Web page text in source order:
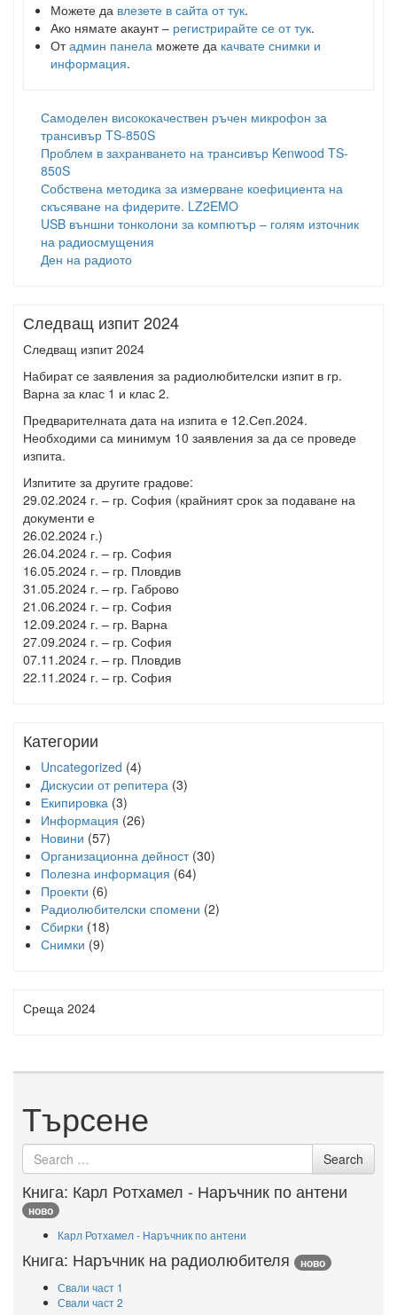
Можете да влезете в сайта от тук.
Ако нямате акаунт – регистрирайте се от тук.
Отадмин панела можете да качвате снимки и
информация.
Самоделен висококачествен ръчен микрофон за
трансивър TS-850S
Проблем в захранването на трансивър Kenwood TS-
850S
Собствена методика за измерване коефициента на
скъсяване на фидерите. LZ2EMO
USB външни тонколони за компютър – голям източник
на радиосмущения
Ден на радиото
Следващ изпит 2024
Следващ изпит 2024
Набират се заявления за радиолюбителски изпит в гр.
Варна за клас 1 и клас 2.
Предварителната дата на изпита е 12.Сеп.2024.
Необходими са минимум 10 заявления за да се проведе
изпита.
Изпитите за другите градове:
29.02.2024 г. – гр. София (крайният срок за подаване на
документи е
26.02.2024 г.)
26.04.2024 г. – гр. София
16.05.2024 г. – гр. Пловдив
31.05.2024 г. – гр. Габрово
21.06.2024 г. – гр. София
12.09.2024 г. – гр. Варна
27.09.2024 г. – гр. София
07.11.2024 г. – гр. Пловдив
22.11.2024 г. – гр. София
Категории
Uncategorized (4)
Дискусии от репитера (3)
Екипировка (3)
Информация (26)
Новини (57)
Организационна дейност(30)
Полезна информация (64)
Проекти (6)
Радиолюбителски спомени (2)
Сбирки (18)
Снимки (9)
Среща 2024
Търсене
Search
for
Search
Книга: Карл Ротхамел - Наръчник по антени
ново
Карл Ротхамел - Наръчник по антени
Книга: Наръчник на радиолюбителя ново
Свали част 1
Свали част 2